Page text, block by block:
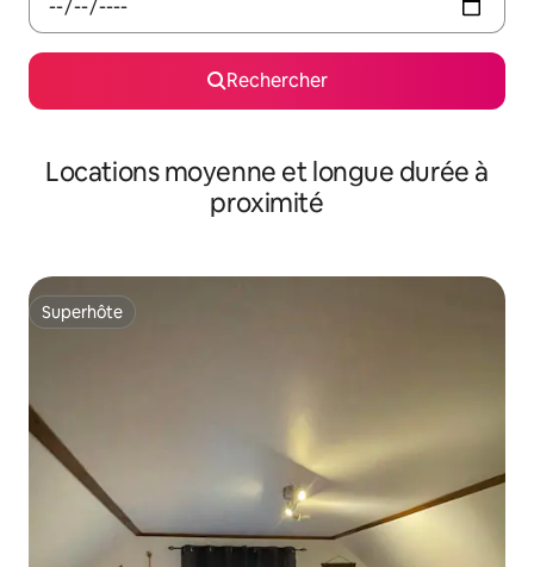
Rechercher
Locations moyenne et longue durée à
proximité
Superhôte
Superhôte